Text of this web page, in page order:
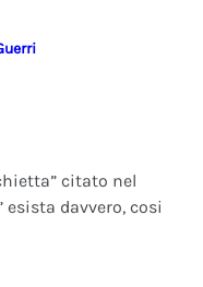
citato nel
davvero, cosi